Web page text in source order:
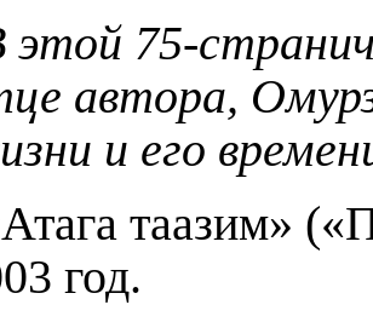
этой 75-
автора,
и его
таазим»
год.